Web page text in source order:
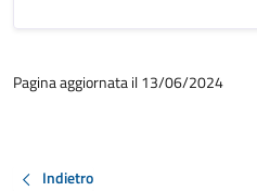
Pagina aggiornata il 13/06/2024
Indietro